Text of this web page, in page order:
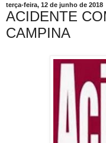
terça-feira, 12 de junho de 2018
ACIDENTE
CAMPINA